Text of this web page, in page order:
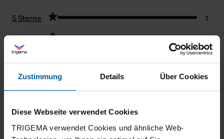
Zustimmung Details Über Cookies
Diese Webseite verwendet Cookies
TRIGEMA verwendet Cookies und ähnliche Web-
5 Sterne
1
4 Sterne
0
3 Sterne
0
2 Sterne
0
Filter zurücksetzen